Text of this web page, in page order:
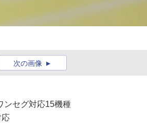
次の画像
ンセグ対応15機種
応